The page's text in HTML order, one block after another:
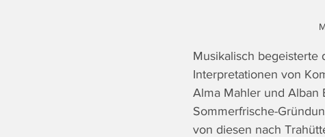
Musikalisch begeisterte
Interpretationen von
Alma Mahler und Alban
Sommerfrische-
von diesen nach